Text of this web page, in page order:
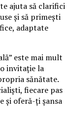
ajuta să clarifici
și să primești
adaptate
este mai mult
invitație la
sănătate.
fiecare pas
și oferă-ți șansa